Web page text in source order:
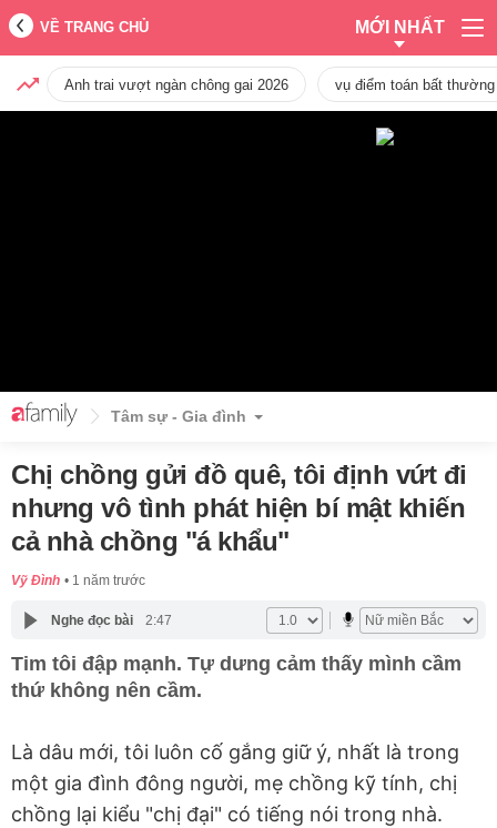
VỀ TRANG CHỦ MỚI NHẤT
Anh trai vượt ngàn chông gai 2026 vụ điểm toán bất
Tâm sự - Gia đình
Chị chồng gửi đồ quê, tôi định vứt đi
nhưng vô tình phát hiện bí mật khiến
cả nhà chồng "á khẩu"
Vỹ Đình 1 năm trước
Nghe đọc bài 2:47
Tim tôi đập mạnh. Tự dưng cảm thấy mình cầm
thứ không nên cầm.
Là dâu mới, tôi luôn cố gắng giữ ý, nhất là trong
một gia đình đông người, mẹ chồng kỹ tính, chị
chồng lại kiểu "chị đại" có tiếng nói trong nhà.